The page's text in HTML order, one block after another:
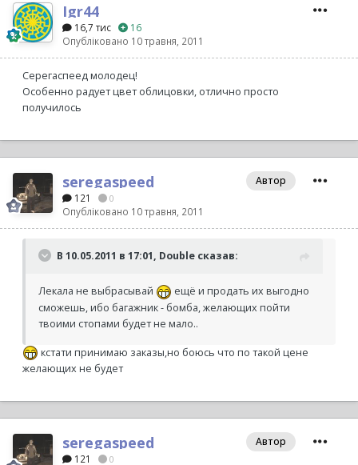
Igr44
16,7 тис
16
Опубліковано 10 травня, 2011
Серегаспеед молодец!
Особенно радует цвет облицовки, отлично просто
получилось
seregaspeed
121 0
Опубліковано 10 травня, 2011
Автор
В 10.05.2011 в 17:01, Double сказав:
Лекала не выбрасывай
ещё и продать их выгодно
сможешь, ибо багажник - бомба, желающих пойти
твоими стопами будет не мало..
кстати принимаю заказы,но боюсь что по такой цене
желающих не будет
seregaspeed
121 0
Автор